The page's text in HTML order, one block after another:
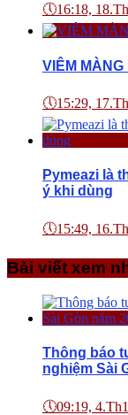
🕔16:18,
VIÊM
🕔15:29,
Pymeazi là
ý khi dùng
🕔15:49,
Bài viết xem
Thông báo
nghiệm Sài
🕔09:19,